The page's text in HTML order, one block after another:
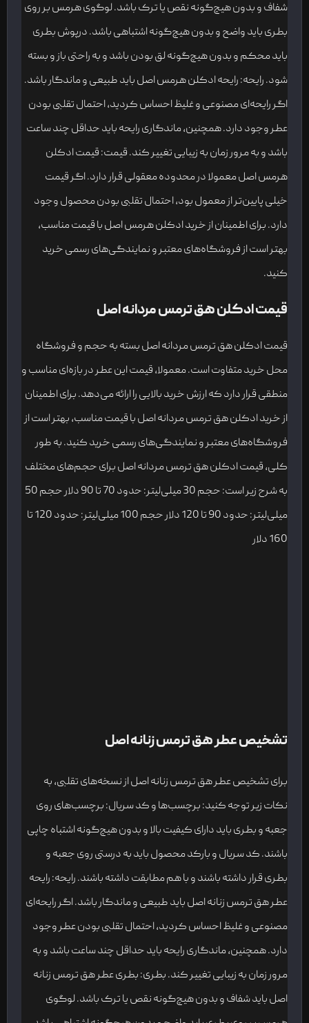
شفاف و بدون هیچ‌گونه نقص یا ترک باشد. لوگوی هرمس بر روی
بطری باید واضح و بدون هیچ‌گونه اشتباهی باشد. درپوش بطری
باید محکم و بدون هیچ‌گونه لق بودن باشد و به راحتی باز و بسته
شود. رایحه: رایحه ادکلن هرمس اصل باید طبیعی و ماندگار باشد.
اگر رایحه‌ای مصنوعی و غلیظ احساس کردید، احتمال تقلبی بودن
عطر وجود دارد. همچنین، ماندگاری رایحه باید حداقل چند ساعت
باشد و به مرور زمان به زیبایی تغییر کند. قیمت: قیمت ادکلن
هرمس اصل معمولا در محدوده معقولی قرار دارد. اگر قیمت
خیلی پایین‌تر از معمول بود، احتمال تقلبی بودن محصول وجود
دارد. برای اطمینان از خرید ادکلن هرمس اصل با قیمت مناسب،
بهتر است از فروشگاه‌های معتبر و نمایندگی‌های رسمی خرید
کنید.
قیمت ادکلن هق ترمس مردانه اصل
قیمت ادکلن هق ترمس مردانه اصل بسته به حجم و فروشگاه
محل خرید متفاوت است. معمولا، قیمت این عطر در بازه‌ای مناسب و
منطقی قرار دارد که ارزش خرید بالایی را ارائه می‌دهد. برای اطمینان
از خرید ادکلن هق ترمس مردانه اصل با قیمت مناسب، بهتر است از
فروشگاه‌های معتبر و نمایندگی‌های رسمی خرید کنید. به طور
کلی، قیمت ادکلن هق ترمس مردانه اصل برای حجم‌های مختلف
به شرح زیر است: حجم 30 میلی‌لیتر: حدود 70 تا 90 دلار حجم 50
میلی‌لیتر: حدود 90 تا 120 دلار حجم 100 میلی‌لیتر: حدود 120 تا
160 دلار
تشخیص عطر هق ترمس زنانه اصل
برای تشخیص عطر هق ترمس زنانه اصل از نسخه‌های تقلبی، به
نکات زیر توجه کنید: برچسب‌ها و کد سریال: برچسب‌های روی
جعبه و بطری باید دارای کیفیت بالا و بدون هیچ‌گونه اشتباه چاپی
باشند. کد سریال و بارکد محصول باید به درستی روی جعبه و
بطری قرار داشته باشند و با هم مطابقت داشته باشند. رایحه: رایحه
عطر هق ترمس زنانه اصل باید طبیعی و ماندگار باشد. اگر رایحه‌ای
مصنوعی و غلیظ احساس کردید، احتمال تقلبی بودن عطر وجود
دارد. همچنین، ماندگاری رایحه باید حداقل چند ساعت باشد و به
مرور زمان به زیبایی تغییر کند. بطری: بطری عطر هق ترمس زنانه
اصل باید شفاف و بدون هیچ‌گونه نقص یا ترک باشد. لوگوی